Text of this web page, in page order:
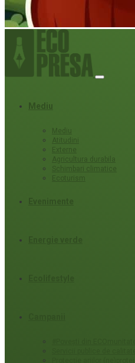
Mediu
Mediu
Atitudini
Externe
Agricultura durabila
Schimbari climatice
Ecoturism